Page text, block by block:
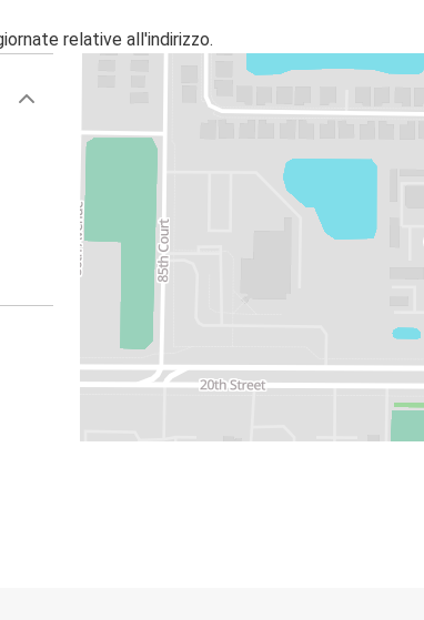
relative all'indirizzo.